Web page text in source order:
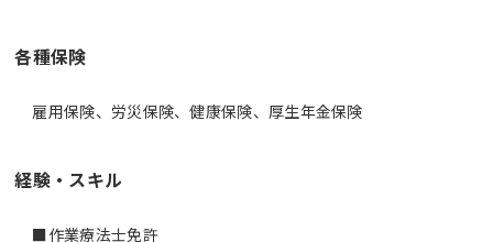
各種保険
雇用保険、労災保険、健康保険、厚生年金保険
経験・スキル
■作業療法士免許